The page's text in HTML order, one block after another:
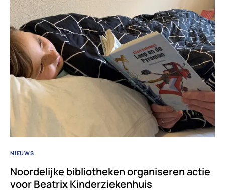
NIEUWS
Noordelijke bibliotheken organiseren actie
voor Beatrix Kinderziekenhuis